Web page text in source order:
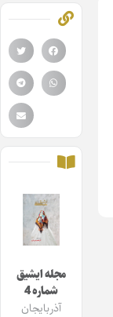
مجله ایشیق
شماره 4
آذربایجان